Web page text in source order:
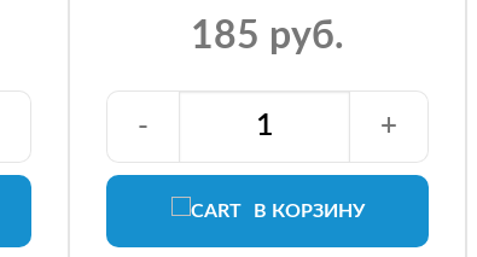
185 руб.
В КОРЗИНУ
- +